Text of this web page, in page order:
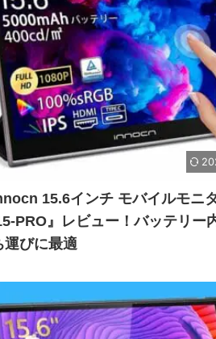
15.6インチ モバイルモニ
PRO』レビュー！バッテリー
運びに最適